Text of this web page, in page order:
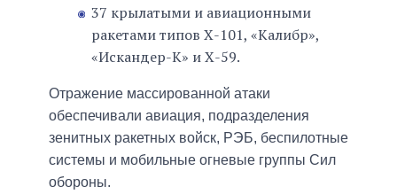
37 крылатыми и авиационными
ракетами типов Х-101, «Калибр»,
«Искандер-К» и Х-59.
Отражение массированной атаки
обеспечивали авиация, подразделения
зенитных ракетных войск, РЭБ, беспилотные
системы и мобильные огневые группы Сил
обороны.